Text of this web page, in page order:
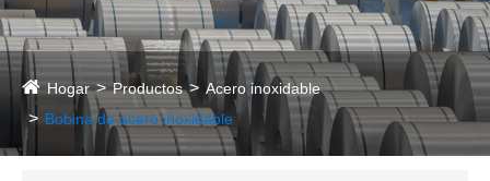
Hogar Productos
Acero inoxidable
Bobina de acero inoxidable